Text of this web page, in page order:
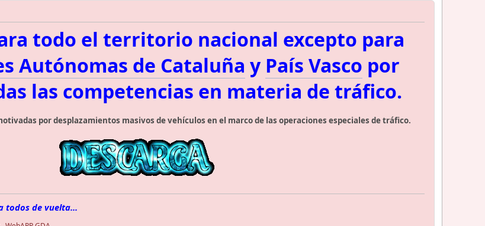
todo el territorio nacional excepto para
Autónomas de Cataluña y País Vasco por
las competencias en materia de tráfico.
por desplazamientos masivos de vehículos en el marco de las operaciones especiales de tráfico.
todos de vuelta...